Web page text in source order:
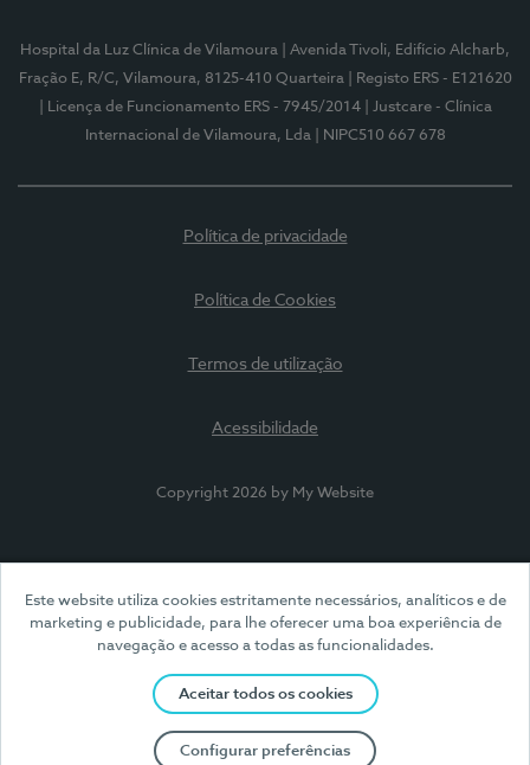
Este website utiliza cookies estritamente necessários, analíticos e de
marketing e publicidade, para lhe oferecer uma boa experiência de
navegação e acesso a todas as funcionalidades.
Aceitar todos os cookies
Configurar preferências
Hospital da Luz Clínica de Vilamoura
| Avenida Tivoli, Edifício Alcharb,
Fração E, R/C, Vilamoura, 8125-410 Quarteira
| Registo ERS - E121620
| Licença de Funcionamento ERS - 7945/2014
| Justcare - Clínica
Internacional de Vilamoura, Lda
| NIPC510 667 678
Política de privacidade
Política de Cookies
Termos de utilização
Acessibilidade
Copyright 2026 by My Website